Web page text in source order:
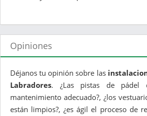
Opiniones
Déjanos tu opinión sobre las
Labradores. ¿Las pistas de pádel
mantenimiento adecuado?, ¿los
están limpios?, ¿es ágil el proceso de